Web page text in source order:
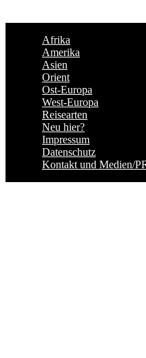
Afrika
Amerika
Asien
Orient
Ost-Europa
West-Europa
Reisearten
Neu hier?
Impressum
Datenschutz
Kontakt und Medien/